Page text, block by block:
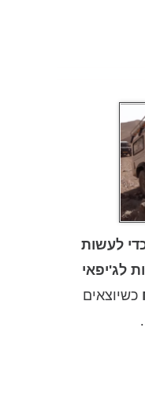
לעשות
לג'יפאי
כשיוצאים